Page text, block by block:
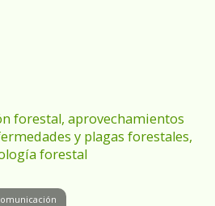
forestal, aprovechamientos
y plagas forestales,
forestal